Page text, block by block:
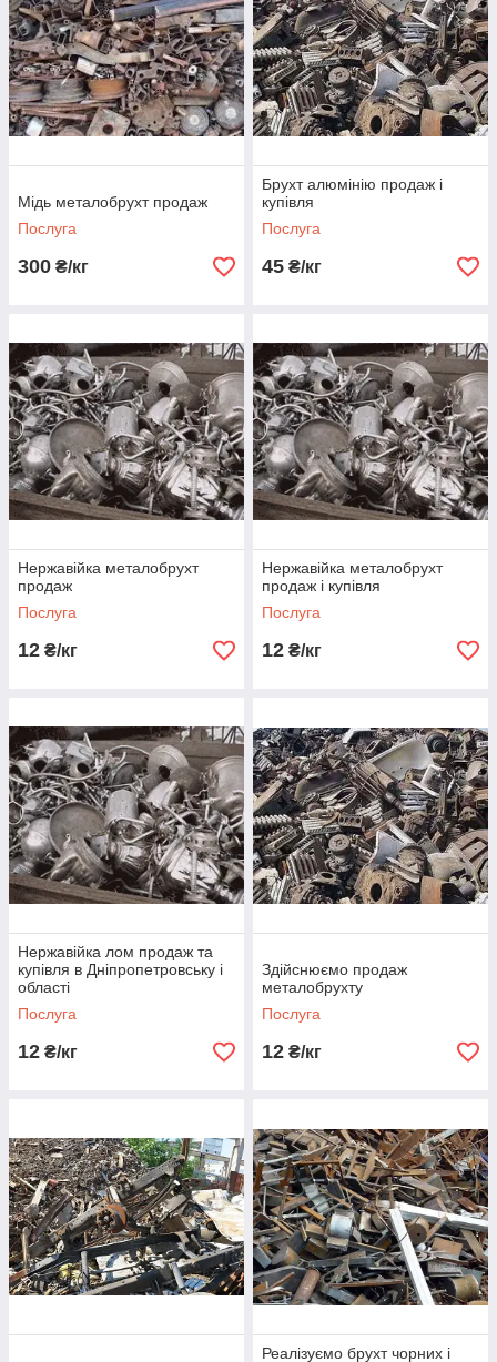
Мідь металобрухт продаж
Послуга
300 ₴/кг
Брухт алюмінію продаж і
купівля
Послуга
45 ₴/кг
Нержавійка металобрухт
продаж
Послуга
12 ₴/кг
Нержавійка металобрухт
продаж і купівля
Послуга
12 ₴/кг
Нержавійка лом продаж та
купівля в Дніпропетровську і
області
Послуга
12 ₴/кг
Здійснюємо продаж
металобрухту
Послуга
12 ₴/кг
Реалізуємо брухт чорних і